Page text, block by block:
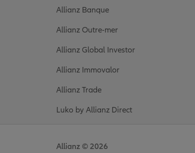
Allianz Banque
Allianz Outre-mer
Allianz Global Investor
Allianz Immovalor
Allianz Trade
Luko by Allianz Direct
Allianz © 2026